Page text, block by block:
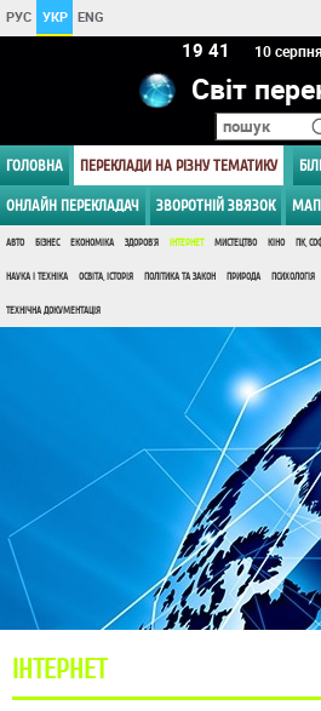
РУС УКР ENG
19:41 10
Світ
ГОЛОВНА ПЕРЕКЛАДИ НА РІЗНУ ТЕМАТИКУ
ОНЛАЙН ПЕРЕКЛАДАЧ ЗВОРОТНІЙ ЗВЯЗОК
АВТО БІЗНЕС ЕКОНОМІКА ЗДОРОВ'Я ІНТЕРНЕТ МИСТЕЦТВО КІНО ПК,
НАУКА І ТЕХНІКА ОСВІТА, ІСТОРІЯ ПОЛІТИКА ТА ЗАКОН ПРИРОДА ПСИХОЛОГІЯ
ТЕХНІЧНА ДОКУМЕНТАЦІЯ
ІНТЕРНЕТ